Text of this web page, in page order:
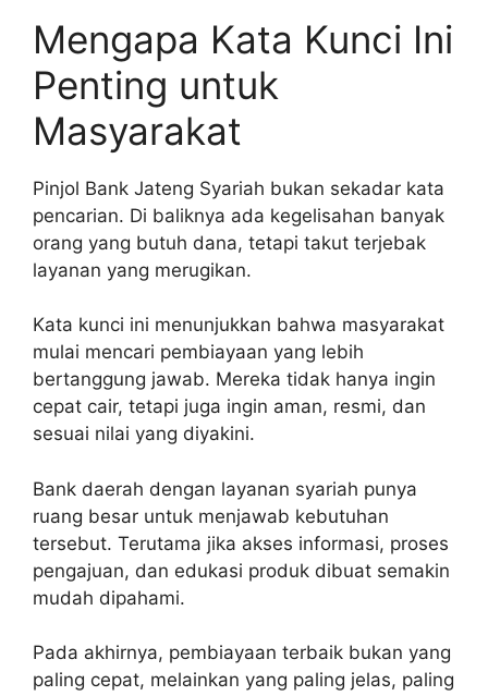
Mengapa Kata Kunci Ini
Penting untuk
Masyarakat
Pinjol Bank Jateng Syariah bukan sekadar kata
pencarian. Di baliknya ada kegelisahan banyak
orang yang butuh dana, tetapi takut terjebak
layanan yang merugikan.
Kata kunci ini menunjukkan bahwa masyarakat
mulai mencari pembiayaan yang lebih
bertanggung jawab. Mereka tidak hanya ingin
cepat cair, tetapi juga ingin aman, resmi, dan
sesuai nilai yang diyakini.
Bank daerah dengan layanan syariah punya
ruang besar untuk menjawab kebutuhan
tersebut. Terutama jika akses informasi, proses
pengajuan, dan edukasi produk dibuat semakin
mudah dipahami.
Pada akhirnya, pembiayaan terbaik bukan yang
paling cepat, melainkan yang paling jelas, paling